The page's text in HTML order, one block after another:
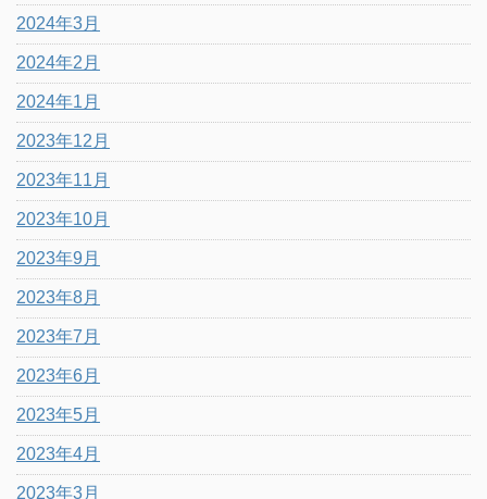
2024年3月
2024年2月
2024年1月
2023年12月
2023年11月
2023年10月
2023年9月
2023年8月
2023年7月
2023年6月
2023年5月
2023年4月
2023年3月